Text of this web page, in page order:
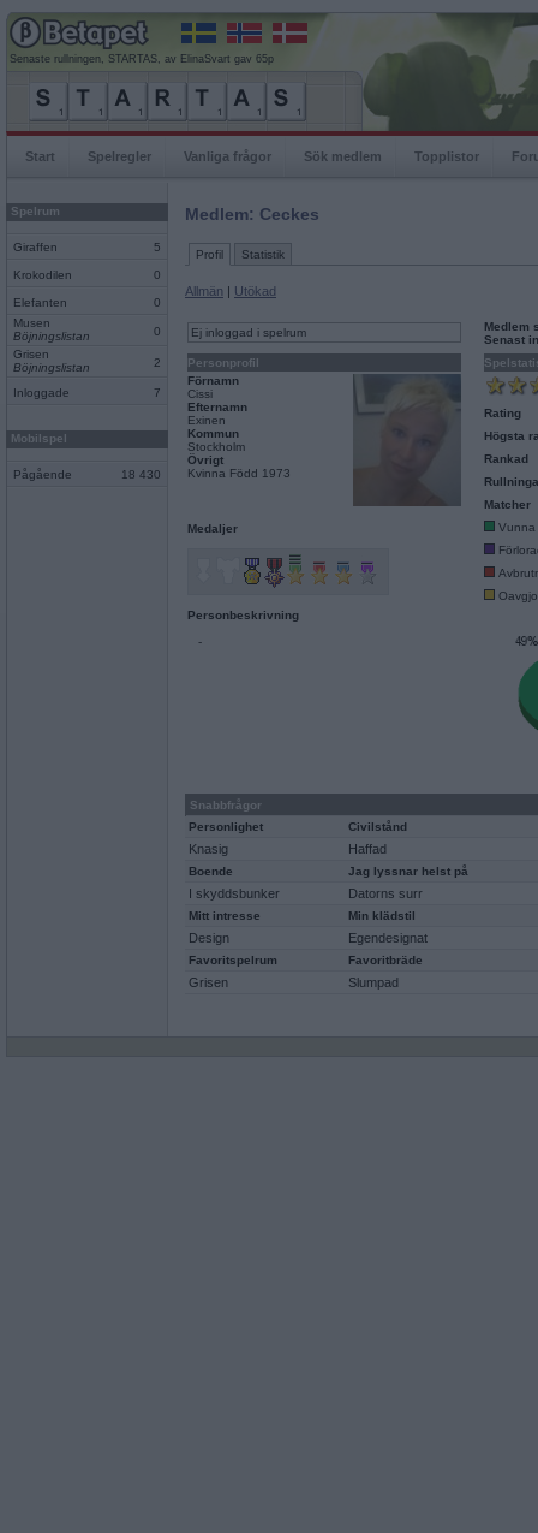
Senaste rullningen, STARTAS, av ElinaSvart gav 65p
Start Spelregler Vanliga frågor Sök medlem Topplistor
Spelrum
Giraffen 5
Krokodilen 0
Elefanten
0
Musen
Böjningslistan
0
Grisen
Böjningslistan
2
Inloggade 7
Mobilspel
Pågående 18 430
Medlem: Ceckes
Profil Statistik
Allmän | Utökad
Ej inloggad i spelrum
Personprofil
Förnamn
Cissi
Efternamn
Exinen
Kommun
Stockholm
Övrigt
Kvinna Född 1973
Medaljer
Personbeskrivning
-
Medlem
Senast
Rating
Högsta
Rankad
Matcher
Vunna
Snabbfrågor
Personlighet
Civilstånd
Knasig Haffad
Boende Jag lyssnar helst på
I skyddsbunker Datorns surr
Mitt intresse Min klädstil
Design Egendesignat
Favoritspelrum Favoritbräde
Grisen Slumpad